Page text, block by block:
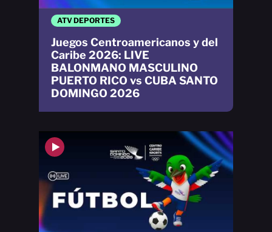
ATV DEPORTES
Juegos Centroamericanos y del
Caribe 2026: LIVE
BALONMANO MASCULINO
PUERTO RICO vs CUBA SANTO
DOMINGO 2026